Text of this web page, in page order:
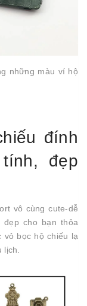
những màu ví hộ
đính
đẹp
vô cùng cute-dễ
cho bạn thỏa
vỏ bọc hộ chiếu lạ